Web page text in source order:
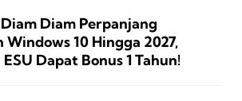
Diam Perpanjang
Windows 10 Hingga 2027,
Dapat Bonus 1 Tahun!